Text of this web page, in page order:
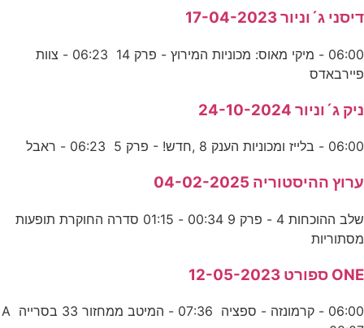
דיסני ג´וניור 17-04-2023
06:00 - מיקי מאוס: מכוניות המירוץ - פרק 14 06:23 - צוות
פיירבאדס
ניק ג´וניור 24-10-2024
06:00 - בלייז ומכוניות הענק 8 ,חדש! - פרק 5 06:23 - ראבל
ערוץ ההיסטוריה 04-02-2025
שלב ההוכחות 4 - פרק 9 00:34 - 01:15 סדרה החוקרת תופעות
מסתוריות
ONE ספורט 12-05-2023
06:00 - קרמונזה - ספציה 07:36 - המיטב ממחזור 33 בסרייה A